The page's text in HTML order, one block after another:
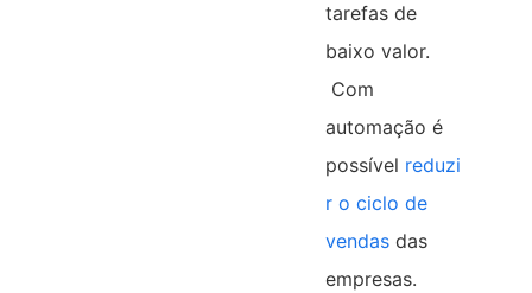
tarefas de
baixo valor.
Com
automação é
possível reduzi
r o ciclo de
vendasdas
empresas.